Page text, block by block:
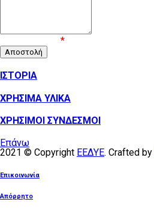
*
ΙΣΤΟΡΙΑ
ΧΡΗΣΙΜΑ ΥΛΙΚΑ
ΧΡΗΣΙΜΟΙ ΣΥΝΔΕΣΜΟΙ
Επάνω
2021 © Copyright ΕΕΔΥΕ. Crafted by
Επικοινωνία
Απόρρητο